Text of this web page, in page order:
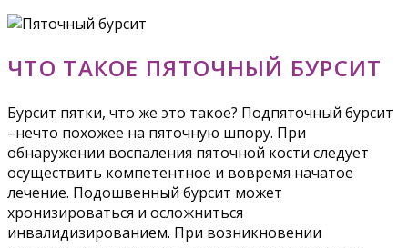
ЧТО ТАКОЕ ПЯТОЧНЫЙ БУРСИТ
Бурсит пятки, что же это такое? Подпяточный бурсит
–нечто похожее на пяточную шпору. При
обнаружении воспаления пяточной кости следует
осуществить компетентное и вовремя начатое
лечение. Подошвенный бурсит может
хронизироваться и осложниться
инвалидизированием. При возникновении